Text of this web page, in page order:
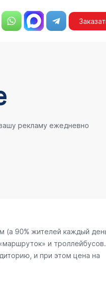
рекламу ежедневно
(а 90% жителей каждый
и троллейбусов.
и при этом цена на